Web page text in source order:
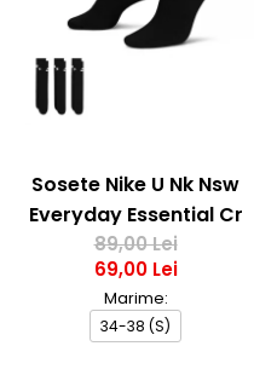
Bluze fotbal copii
Pantaloni lungi fotbal copii
Geci si veste fotbal copii
Imbracaminte fotbal femei
Sorturi fotbal femei
Pantaloni lungi fotbal femei
Echipament portar
Sosete Nike U Nk Nsw
Everyday Essential Cr
89,00 Lei
69,00 Lei
Marime:
34-38 (S)